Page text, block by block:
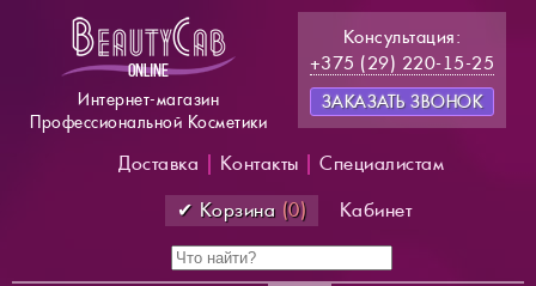
Интернет-магазин
Профессиональной Косметики
Консультация:
+375 (29) 220-15-25
ЗАКАЗАТЬ ЗВОНОК
Доставка Контакты
Специалистам
✔ Корзина (0) Кабинет